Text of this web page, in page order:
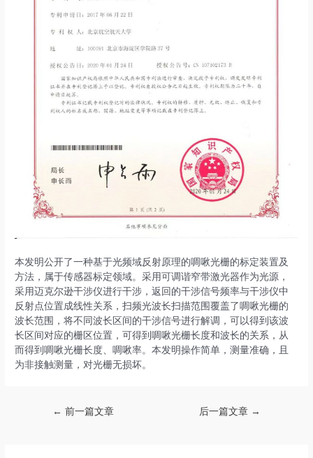
本发明公开了一种基于光频域反射原理的啁啾光栅的标定装置及
方法，属于传感器标定领域。采用可调谐窄带激光器作为光源，
采用迈克尔逊干涉仪进行干涉，返回的干涉信号频率与干涉仪中
反射点位置成线性关系，扫频光波长扫描范围覆盖了啁啾光栅的
波长范围，将不同波长区间的干涉信号进行解调，可以得到该波
长区间对应的栅区位置，可得到啁啾光栅长度和波长的关系，从
而得到啁啾光栅长度、啁啾率。本发明操作简单，测量准确，且
为非接触测量，对光栅无损坏。
← 前一篇文章 后一篇文章 →